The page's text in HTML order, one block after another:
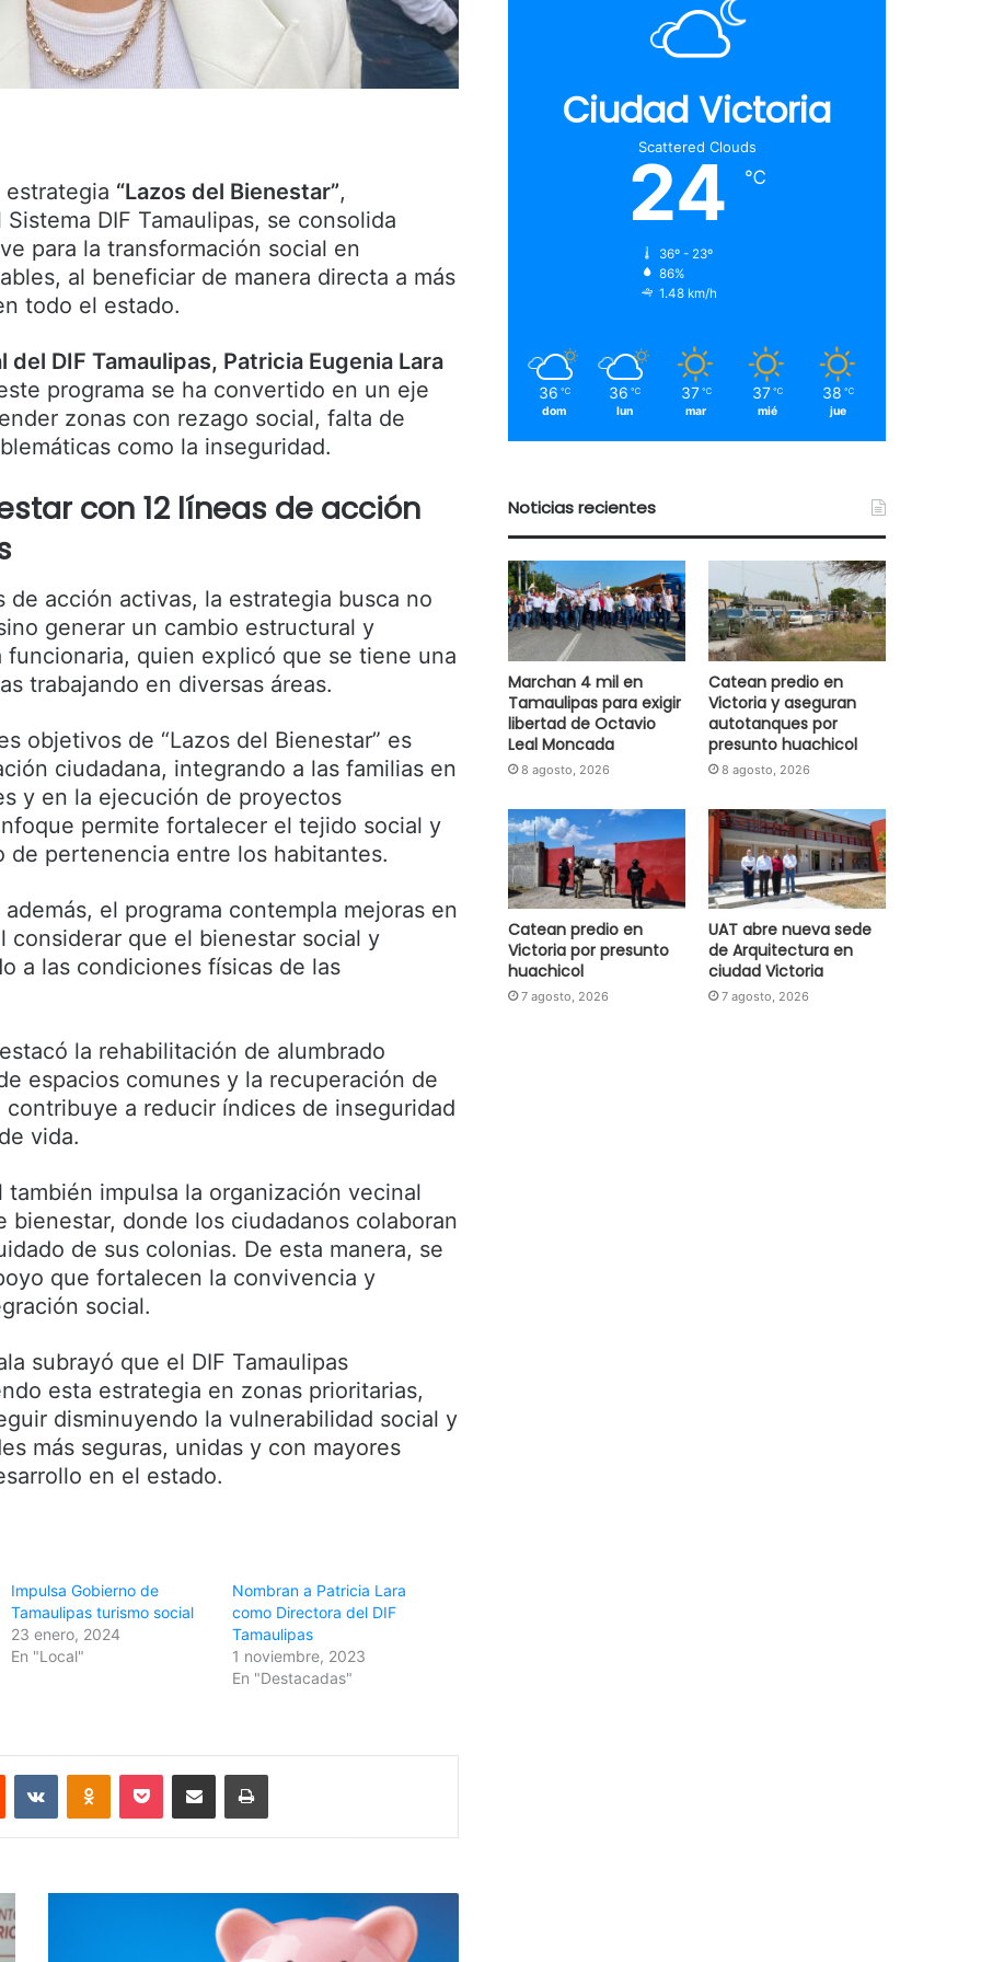
estrategia “Lazos del Bienestar”,
DIF Tamaulipas, se consolida
para la transformación social en
al beneficiar de manera directa a más
todo el estado.
del DIF Tamaulipas, Patricia Eugenia Lara
programa se ha convertido en un eje
zonas con rezago social, falta de
como la inseguridad.
con 12 líneas de acción
de acción activas, la estrategia busca no
generar un cambio estructural y
funcionaria, quien explicó que se tiene una
trabajando en diversas áreas.
objetivos de “Lazos del Bienestar” es
ciudadana, integrando a las familias en
y en la ejecución de proyectos
permite fortalecer el tejido social y
de pertenencia entre los habitantes.
el programa contempla mejoras en
considerar que el bienestar social y
a las condiciones físicas de las
la rehabilitación de alumbrado
espacios comunes y la recuperación de
a reducir índices de inseguridad
vida.
impulsa la organización vecinal
bienestar, donde los ciudadanos colaboran
de sus colonias. De esta manera, se
que fortalecen la convivencia y
social.
subrayó que el DIF Tamaulipas
esta estrategia en zonas prioritarias,
disminuyendo la vulnerabilidad social y
más seguras, unidas y con mayores
en el estado.
Impulsa Gobierno de
Tamaulipas turismo social
23 enero, 2024
En "Local"
Nombran a Patricia Lara
como Directora del DIF
Tamaulipas
1 noviembre, 2023
En "Destacadas"
Ciudad Victoria
Scattered Clouds
24 ℃
36º - 23º
86%
1.48 km/h
36 ℃
dom
36 ℃
lun
37 ℃
mar
37 ℃
mié
38 ℃
jue
Noticias recientes
Marchan 4 mil en
Tamaulipas para exigir
libertad de Octavio
Leal Moncada
8 agosto, 2026
Catean predio en
Victoria y aseguran
autotanques por
presunto huachicol
8 agosto, 2026
Catean predio en
Victoria por presunto
huachicol
7 agosto, 2026
UAT abre nueva sede
de Arquitectura en
ciudad Victoria
7 agosto, 2026